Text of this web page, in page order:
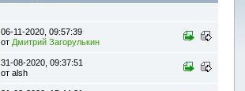
06-11-2020, 09:57:39
от Дмитрий Загорулькин
31-08-2020, 09:37:51
отalsh